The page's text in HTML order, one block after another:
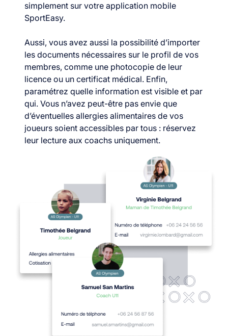
simplement sur votre application mobile
SportEasy.
Aussi, vous avez aussi la possibilité d’importer
les documents nécessaires sur le profil de vos
membres, comme une photocopie de leur
licence ou un certificat médical. Enfin,
paramétrez quelle information est visible et par
qui. Vous n’avez peut-être pas envie que
d’éventuelles allergies alimentaires de vos
joueurs soient accessibles par tous : réservez
leur lecture aux coachs uniquement.